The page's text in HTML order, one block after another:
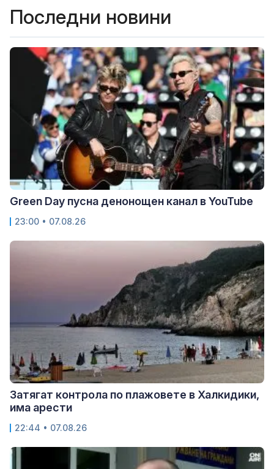
Последни новини
Green Day пусна денонощен канал в YouTube
23:00 • 07.08.26
Затягат контрола по плажовете в Халкидики,
има арести
22:44 • 07.08.26